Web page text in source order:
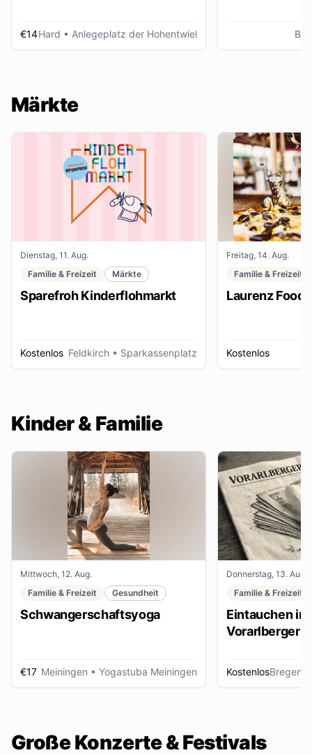
€14Hard • Anlegeplatz der Hohentwiel
Märkte
Dienstag, 11. Aug.
Familie & Freizeit
Märkte
Sparefroh Kinderflohmarkt
Kostenlos Feldkirch • Sparkassenplatz
Freitag, 14. Aug.
Familie & Freizeit
Laurenz Food
Kostenlos
Kinder & Familie
Mittwoch, 12. Aug.
Familie & Freizeit
Gesundheit
Schwangerschaftsyoga
€17 Meiningen • Yogastuba Meiningen
Donnerstag, 13. Aug.
Familie & Freizeit
Eintauchen in
Vorarlberger
KostenlosBregenz
Große Konzerte & Festivals